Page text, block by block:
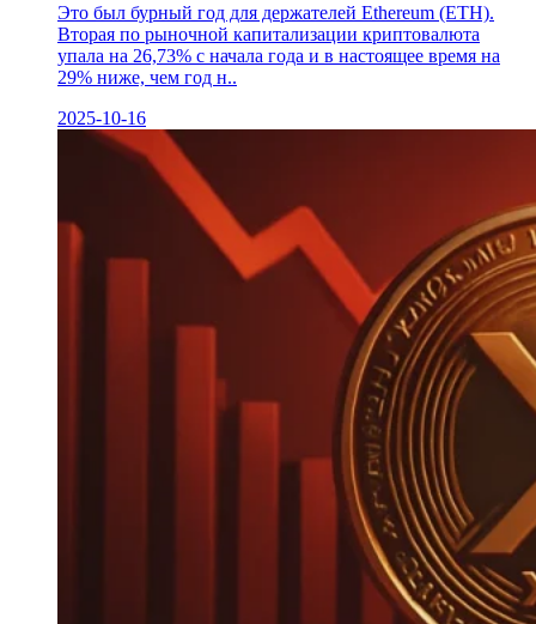
Это был бурный год для держателей Ethereum (ETH).
Вторая по рыночной капитализации криптовалюта
упала на 26,73% с начала года и в настоящее время на
29% ниже, чем год н..
2025-10-16